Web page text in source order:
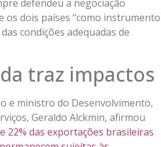
defendeu a negociação
os dois países “como instrumento
condições adequadas de
traz impactos
e ministro do Desenvolvimento,
Geraldo Alckmin, afirmou
22% das exportações brasileiras